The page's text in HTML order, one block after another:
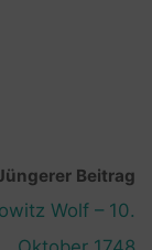
Beitrag
Wolf – 10.